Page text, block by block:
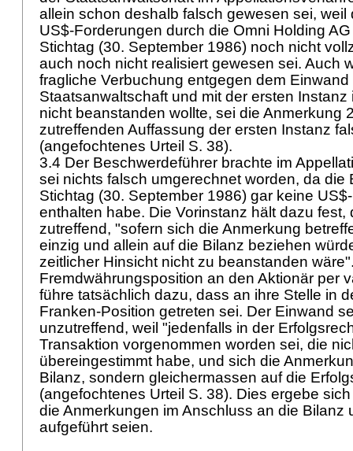
allein schon deshalb falsch gewesen sei, weil
US$-Forderungen durch die Omni Holding
Stichtag (30. September 1986) noch nicht
auch noch nicht realisiert gewesen sei. Auch
fragliche Verbuchung entgegen dem Einwand
Staatsanwaltschaft und mit der ersten
nicht beanstanden wollte, sei die Anmerkung
zutreffenden Auffassung der ersten Instanz
(angefochtenes Urteil S. 38).
3.4 Der Beschwerdeführer brachte im
sei nichts falsch umgerechnet worden, da die
Stichtag (30. September 1986) gar keine
enthalten habe. Die Vorinstanz hält dazu fest,
zutreffend, "sofern sich die Anmerkung
einzig und allein auf die Bilanz beziehen
zeitlicher Hinsicht nicht zu beanstanden
Fremdwährungsposition an den Aktionär per
führe tatsächlich dazu, dass an ihre Stelle in
Franken-Position getreten sei. Der Einwand
unzutreffend, weil "jedenfalls in der
Transaktion vorgenommen worden sei, die
übereingestimmt habe, und sich die
Bilanz, sondern gleichermassen auf die
(angefochtenes Urteil S. 38). Dies ergebe
die Anmerkungen im Anschluss an die Bilanz
aufgeführt seien.